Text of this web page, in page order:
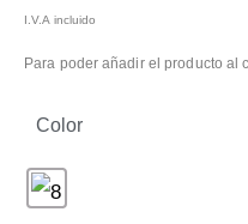
I.V.A incluido
Para poder añadir el producto al
Color